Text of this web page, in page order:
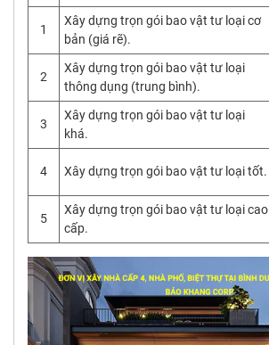
1
Xây dựng trọn gói bao vật tư loại cơ
bản (giá rẽ).
2
Xây dựng trọn gói bao vật tư loại
thông dụng (trung bình).
3
Xây dựng trọn gói bao vật tư loại
khá.
4 Xây dựng trọn gói bao vật tư loại tốt.
5
Xây dựng trọn gói bao vật tư loại cao
cấp.